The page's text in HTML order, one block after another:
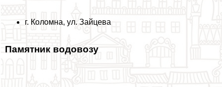
г. Коломна, ул. Зайцева
Памятник водовозу